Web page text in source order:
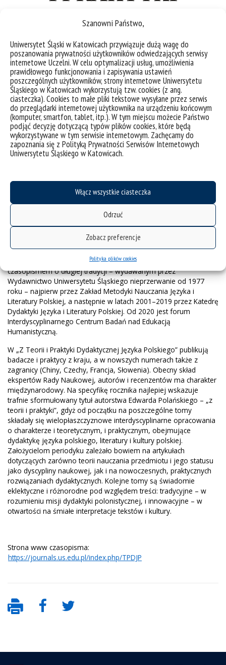
Szanowni Państwo,
Uniwersytet Śląski w Katowicach przywiązuje dużą wagę do
poszanowania prywatności użytkowników odwiedzających serwisy
internetowe Uczelni. W celu optymalizacji usług, umożliwienia
prawidłowego funkcjonowania i zapisywania ustawień
poszczególnych użytkowników, strony internetowe Uniwersytetu
Śląskiego w Katowicach wykorzystują tzw. cookies (z ang.
ciasteczka). Cookies to małe pliki tekstowe wysyłane przez serwis
do przeglądarki internetowej użytkownika na urządzeniu końcowym
(komputer, smartfon, tablet, itp.). W tym miejscu możecie Państwo
podjąć decyzję dotyczącą typów plików cookies, które będą
wykorzystywane w tym serwisie internetowym. Zachęcamy do
zapoznania się z Polityką Prywatności Serwisów Internetowych
Uniwersytetu Śląskiego w Katowicach.
Włącz wszystkie ciasteczka
Odrzuć
Zobacz preferencje
Polityka plików cookies
Z Teorii i Praktyki
Dydaktycznej Języka
Polskiego
Rocznik „Z Teorii i Praktyki Dydaktycznej Języka Polskiego” jest
czasopismem o długiej tradycji – wydawanym przez
Wydawnictwo Uniwersytetu Śląskiego nieprzerwanie od 1977
roku – najpierw przez Zakład Metodyki Nauczania Języka i
Literatury Polskiej, a następnie w latach 2001–2019 przez Katedrę
Dydaktyki Języka i Literatury Polskiej. Od 2020 jest forum
Interdyscyplinarnego Centrum Badań nad Edukacją
Humanistyczną.
W „Z Teorii i Praktyki Dydaktycznej Języka Polskiego” publikują
badacze i praktycy z kraju, a w nowszych numerach także z
zagranicy (Chiny, Czechy, Francja, Słowenia). Obecny skład
ekspertów Rady Naukowej, autorów i recenzentów ma charakter
międzynarodowy. Na specyfikę rocznika najlepiej wskazuje
trafnie sformułowany tytuł autorstwa Edwarda Polańskiego – „z
teorii i praktyki”, gdyż od początku na poszczególne tomy
składały się wielopłaszczyznowe interdyscyplinarne opracowania
o charakterze i teoretycznym, i praktycznym, obejmujące
dydaktykę języka polskiego, literatury i kultury polskiej.
Założycielom periodyku zależało bowiem na artykułach
dotyczących zarówno teorii nauczania przedmiotu i jego statusu
jako dyscypliny naukowej, jak i na nowoczesnych, praktycznych
rozwiązaniach dydaktycznych. Kolejne tomy są świadomie
eklektyczne i różnorodne pod względem treści: tradycyjne – w
rozumieniu misji dydaktyki polonistycznej, i innowacyjne – w
otwartości na śmiałe interpretacje tekstów i kultury.
Strona www czasopisma:
https://journals.us.edu.pl/index.php/TPDJP